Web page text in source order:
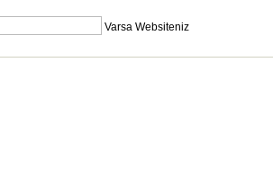
Varsa Websiteniz